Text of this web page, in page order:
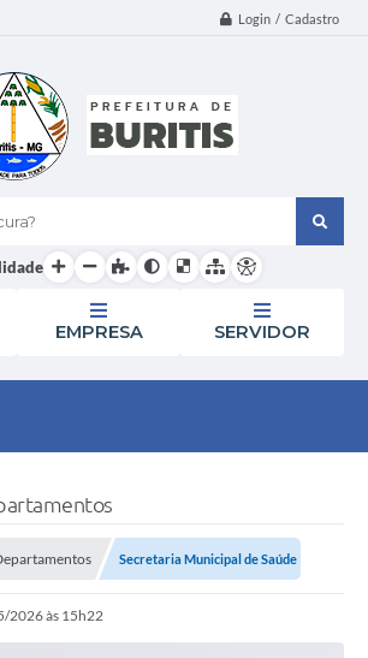
Login / Cadastro
EMPRESA SERVIDOR
Secretaria Municipal de Saúde
2026 às 15h22